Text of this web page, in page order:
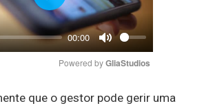
00:00
Mute
Play
Powered by GliaStudios
que o gestor pode gerir uma